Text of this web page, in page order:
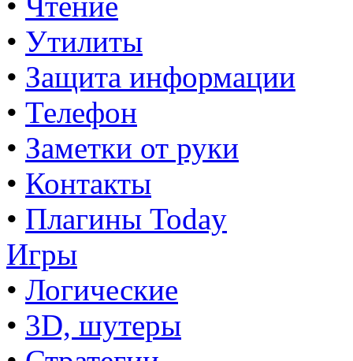
• Утилиты
• Защита информации
• Телефон
• Заметки от руки
• Контакты
• Плагины Today
Игры
• Логические
• 3D, шутеры